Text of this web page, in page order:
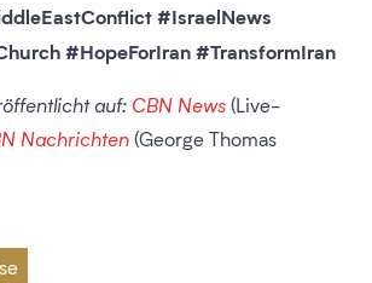
#IsraelNews
#HopeForIran #TransformIran
auf: CBN News(Live-
Nachrichten(George Thomas